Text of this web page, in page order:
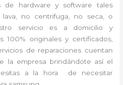
de hardware y software tales
no centrifuga, no seca, o
servicio es a domicilio y
100% originales y certificados,
de reparaciones cuentan
la empresa brindándote así el
a la hora de necesitar